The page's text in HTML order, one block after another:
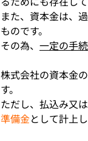
また、資本金は、
ものです。
その為、 一定の手
株式会社の資本金
す。
ただし、払込み又
準備金として計上